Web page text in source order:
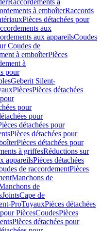
Raccordements à
à emboîterRaccords
Pièces détachées pour
aux
aux appareilsCoudes
Coudes de
à emboîterPièces
à
pour
Geberit Silent-
PiècesPièces détachées
pour
pour
détachées pour
Pièces détachées pour
Pièces détachées pour
à griffesRéductions sur
appareilsPièces détachées
de raccordementPièces
Manchons de
de
JointsCape de
ProTuyauxPièces détachées
PiècesCoudesPièces
Pièces détachées pour